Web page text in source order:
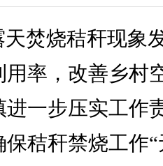
天焚烧秸秆现象
用率，改善乡村
进一步压实工作
秸秆禁烧工作